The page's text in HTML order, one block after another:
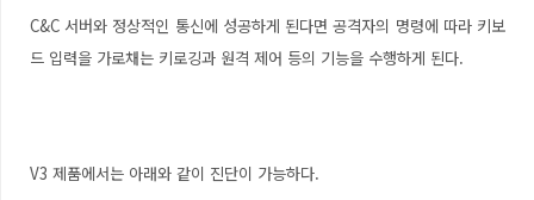
C&C 서버와 정상적인 통신에 성공하게 된다면 공격자의 명령에 따라 키보
드 입력을 가로채는 키로깅과 원격 제어 등의 기능을 수행하게 된다.
V3 제품에서는 아래와 같이 진단이 가능하다.